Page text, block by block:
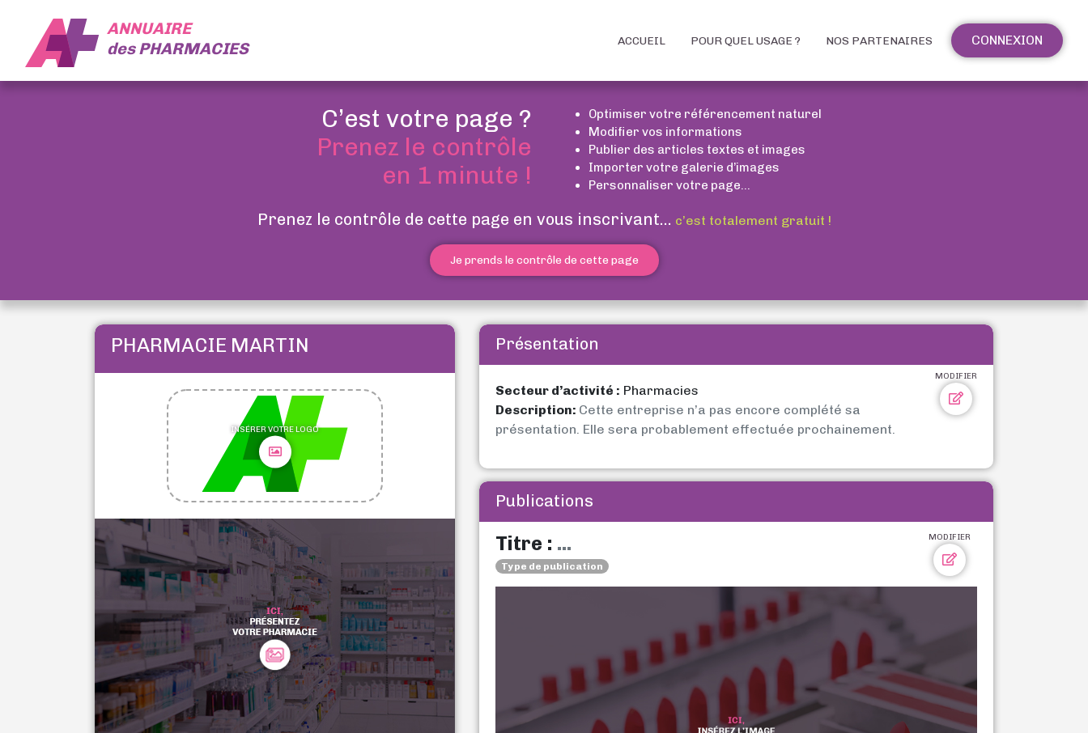
ANNUAIRE
desPHARMACIES ACCUEIL POUR QUEL USAGE ? NOS PARTENAIRES CONNEXION
C’est votre page ?
Prenez le contrôle
en 1 minute !
Optimiser votre référencement naturel
Modifier vos informations
Publier des articles textes et images
Importer votre galerie d’images
Personnaliser votre page...
Prenez le contrôle de cette page en vous inscrivant... c’est totalement gratuit !
Je prends le contrôle de cette page
PHARMACIE MARTIN
INSÉRER VOTRE LOGO
Présentation
MODIFIER
Secteur d’activité : Pharmacies
Description: Cette entreprise n’a pas encore complété sa
présentation. Elle sera probablement effectuée prochainement.
Publications
MODIFIER
Titre : ...
Type de publication